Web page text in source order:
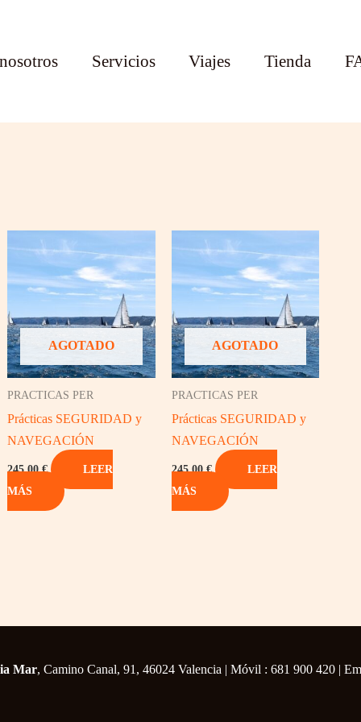
Servicios Viajes Tienda
AGOTADO
PRACTICAS PER
Prácticas SEGURIDAD y
NAVEGACIÓN
245,00€
LEER
MÁS
AGOTADO
PRACTICAS PER
Prácticas SEGURIDAD y
NAVEGACIÓN
245,00€
LEER
MÁS
Mar, Camino Canal, 91, 46024 Valencia | Móvil : 681 900 420 |